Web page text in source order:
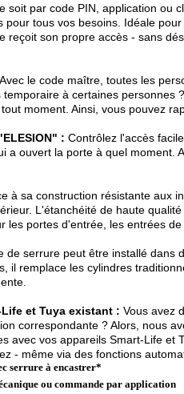
soit par code PIN, application ou
tous vos besoins. Idéale
reçoit son propre accès - sans
Avec le code maître, toutes les
à certaines personnes
moment. Ainsi, vous pouvez
: Contrôlez l'accès
a ouvert la porte à quel moment.
à sa construction résistante aux
L'étanchéité de haute
portes d'entrée, les entrées de
de serrure peut être installé dans
il remplace les cylindres
et Tuya existant : Vous avez
correspondante ? Alors, nous
avec vos appareils Smart-Life et
- même via des fonctions
serrure à encastrer*
ou commande par application